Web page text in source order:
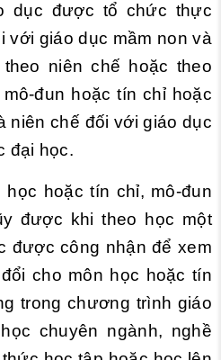
dục được tổ chức thực
với giáo dục mầm non và
niên chế hoặc theo
đun hoặc tín chỉ hoặc
niên chế đối với giáo dục
đại học.
hoặc tín chỉ, mô-đun
được khi theo học một
được công nhận để xem
cho môn học hoặc tín
trong chương trình giáo
chuyên ngành, nghề